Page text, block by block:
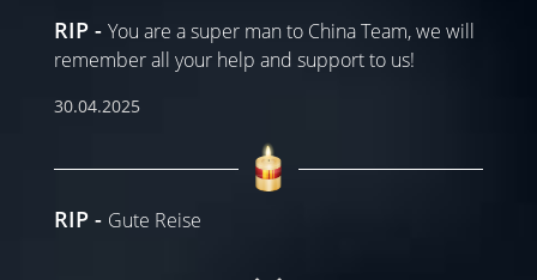
RIP
You are a super man to China Team, we will
remember all your help and support to us!
30.04.2025
RIP Gute Reise